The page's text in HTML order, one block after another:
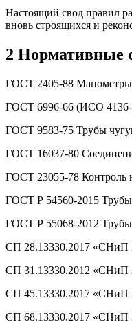
Настоящий свод правил
вновь строящихся и
2 Нормативные
ГОСТ 2405-88 Манометры,
ГОСТ 6996-66 (ИСО 4136-
ГОСТ 9583-75 Трубы
ГОСТ 16037-80
ГОСТ 23055-78 Контроль
ГОСТ Р 54560-2015 Трубы
ГОСТ Р 55068-2012 Трубы
СП 28.13330.2017 «СНиП
СП 31.13330.2012 «СНиП
СП 45.13330.2017 «СНиП
СП 68.13330.2017 «СНиП